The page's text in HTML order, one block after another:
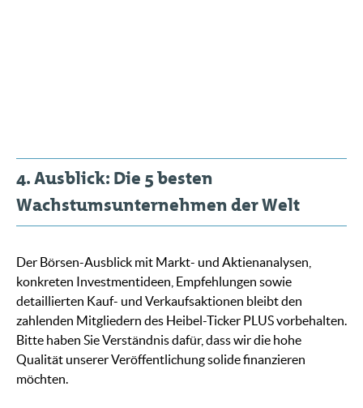
4. Ausblick: Die 5 besten
Wachstumsunternehmen der Welt
Der Börsen-Ausblick mit Markt- und Aktienanalysen,
konkreten Investmentideen, Empfehlungen sowie
detaillierten Kauf- und Verkaufsaktionen bleibt den
zahlenden Mitgliedern des Heibel-Ticker PLUS vorbehalten.
Bitte haben Sie Verständnis dafür, dass wir die hohe
Qualität unserer Veröffentlichung solide finanzieren
möchten.